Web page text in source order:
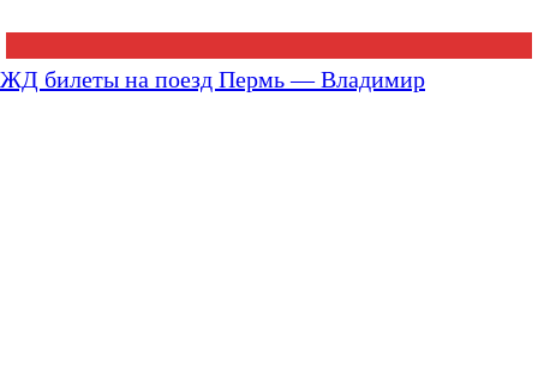
ЖД билеты на поезд Пермь — Владимир